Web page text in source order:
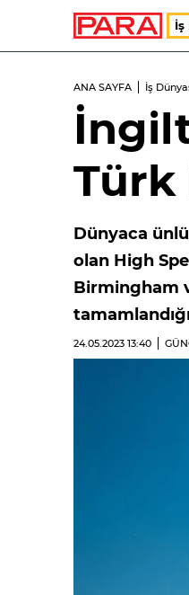
İş
ANA SAYFA İş
Türk
Dünyaca
olan High
Birmingham
24.05.2023 13:40